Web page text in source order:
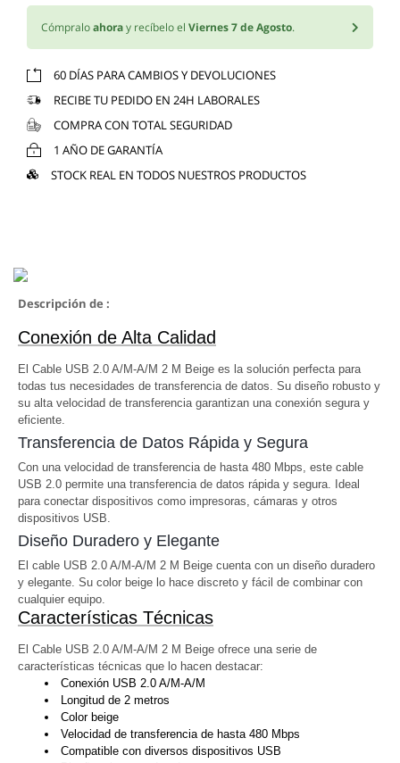
Cómpraloahoray recíbelo el Viernes 7 de Agosto.
60 DÍAS PARA CAMBIOS Y DEVOLUCIONES
RECIBE TU PEDIDO EN 24H LABORALES
COMPRA CON TOTAL SEGURIDAD
1 AÑO DE GARANTÍA
STOCK REAL EN TODOS NUESTROS PRODUCTOS
Descripción de :
Conexión de Alta Calidad
El Cable USB 2.0 A/M-A/M 2 M Beige es la solución perfecta para
todas tus necesidades de transferencia de datos. Su diseño robusto y
su alta velocidad de transferencia garantizan una conexión segura y
eficiente.
Transferencia de Datos Rápida y Segura
Con una velocidad de transferencia de hasta 480 Mbps, este cable
USB 2.0 permite una transferencia de datos rápida y segura. Ideal
para conectar dispositivos como impresoras, cámaras y otros
dispositivos USB.
Diseño Duradero y Elegante
El cable USB 2.0 A/M-A/M 2 M Beige cuenta con un diseño duradero
y elegante. Su color beige lo hace discreto y fácil de combinar con
cualquier equipo.
Características Técnicas
El Cable USB 2.0 A/M-A/M 2 M Beige ofrece una serie de
características técnicas que lo hacen destacar:
Conexión USB 2.0 A/M-A/M
Longitud de 2 metros
Color beige
Velocidad de transferencia de hasta 480 Mbps
Compatible con diversos dispositivos USB